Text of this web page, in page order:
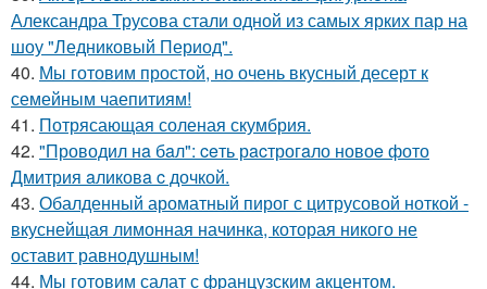
Александра Трусова стали одной из самых ярких пар на
шоу "Ледниковый Период".
40. Мы готовим простой, но очень вкусный десерт к
семейным чаепитиям!
41. Потрясающая соленая скумбрия.
42. "Проводил нa бaл": ceть рacтрогaло новоe фото
Дмитрия aликовa c дочкой.
43. Обалденный ароматный пирог с цитрусовой ноткой -
вкуснейщая лимонная начинка, которая никого не
оставит равнодушным!
44. Мы готовим салат с французским акцентом.